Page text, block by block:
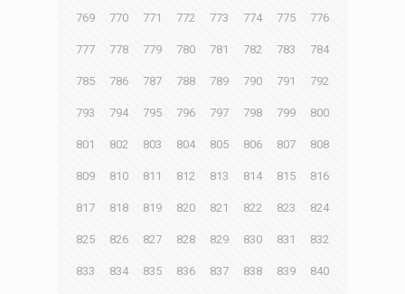
769 770 771 772 773 774 775 776
777 778 779 780 781 782 783 784
785 786 787 788 789 790 791 792
793 794 795 796 797 798 799 800
801 802 803 804 805 806 807 808
809 810 811 812 813 814 815 816
817 818 819 820 821 822 823 824
825 826 827 828 829 830 831 832
833 834 835 836 837 838 839 840